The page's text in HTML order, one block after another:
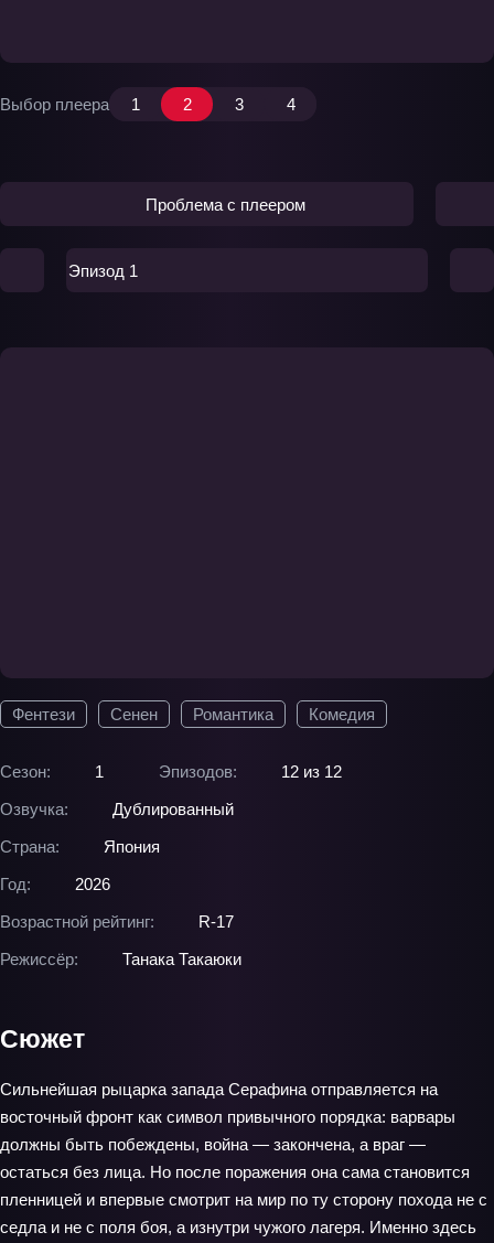
Фентези Сенен Романтика Комедия
Сезон: 1 Эпизодов:
12 из 12
Озвучка:
Дублированный
Страна:
Япония
Год:
2026
Возрастной рейтинг:
R-17
Режиссёр:
Танака Такаюки
Выбор плеера 1 2 3 4
Проблема с плеером
Эпизод 1
Сюжет
Сильнейшая рыцарка запада Серафина отправляется на
восточный фронт как символ привычного порядка: варвары
должны быть побеждены, война — закончена, а враг —
остаться без лица. Но после поражения она сама становится
пленницей и впервые смотрит на мир по ту сторону похода не с
седла и не с поля боя, а изнутри чужого лагеря. Именно здесь